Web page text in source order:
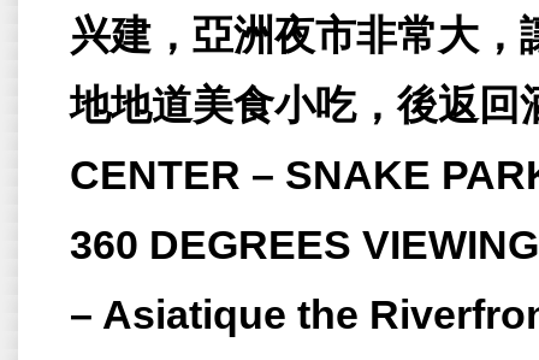
兴建，亞洲夜市非常大
地地道美食小吃，後返
CENTER – SNAKE
360 DEGREES
– Asiatique the